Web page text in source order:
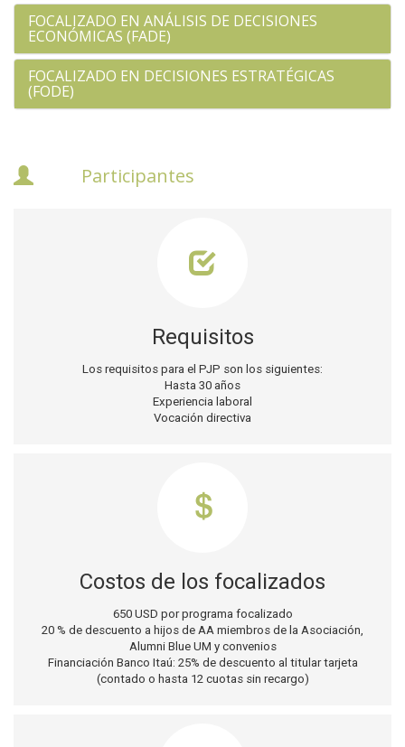
FOCALIZADO EN ANÁLISIS DE DECISIONES
ECONÓMICAS (FADE)
FOCALIZADO EN DECISIONES ESTRATÉGICAS
(FODE)
Participantes
Requisitos
Los requisitos para el PJP son los siguientes:
Hasta 30 años
Experiencia laboral
Vocación directiva
Costos de los focalizados
650 USD por programa focalizado
20 % de descuento a hijos de AA miembros de la Asociación,
Alumni Blue UM y convenios
Financiación Banco Itaú: 25% de descuento al titular tarjeta
(contado o hasta 12 cuotas sin recargo)